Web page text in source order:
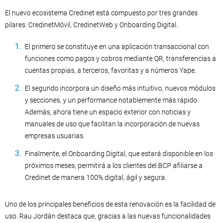
El nuevo ecosistema Credinet está compuesto por tres grandes
pilares: CredinetMóvil, CredinetWeb y Onboarding Digital.
El primero se constituye en una aplicación transaccional con
funciones como pagos y cobros mediante QR, transferencias a
cuentas propias, a terceros, favoritas y a números Yape.
El segundo incorpora un diseño más intuitivo, nuevos módulos
y secciones, y un performance notablemente más rápido.
Además, ahora tiene un espacio exterior con noticias y
manuales de uso que facilitan la incorporación de nuevas
empresas usuarias.
Finalmente, el Onboarding Digital, que estará disponible en los
próximos meses, permitirá a los clientes del BCP afiliarse a
Credinet de manera 100% digital, ágil y segura.
Uno de los principales beneficios de esta renovación es la facilidad de
uso. Rau Jordán destaca que, gracias a las nuevas funcionalidades